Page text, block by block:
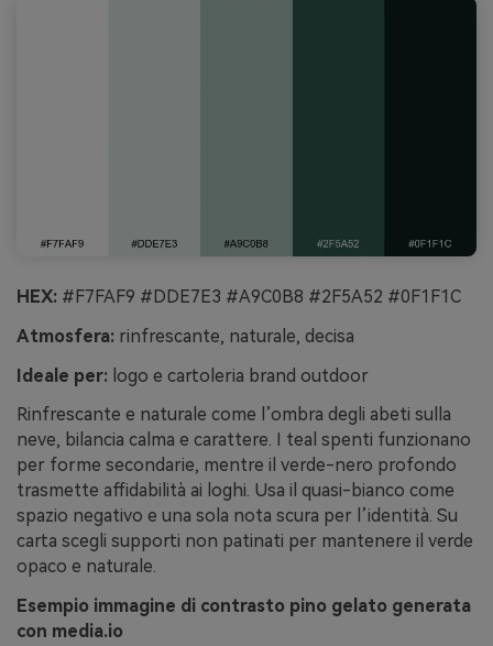
HEX: #F7FAF9 #DDE7E3 #A9C0B8 #2F5A52 #0F1F1C
Atmosfera: rinfrescante, naturale, decisa
Ideale per: logo e cartoleria brand outdoor
Rinfrescante e naturale come l’ombra degli abeti sulla
neve, bilancia calma e carattere. I teal spenti funzionano
per forme secondarie, mentre il verde-nero profondo
trasmette affidabilità ai loghi. Usa il quasi-bianco come
spazio negativo e una sola nota scura per l’identità. Su
carta scegli supporti non patinati per mantenere il verde
opaco e naturale.
Esempio immagine di contrasto pino gelato generata
con media.io